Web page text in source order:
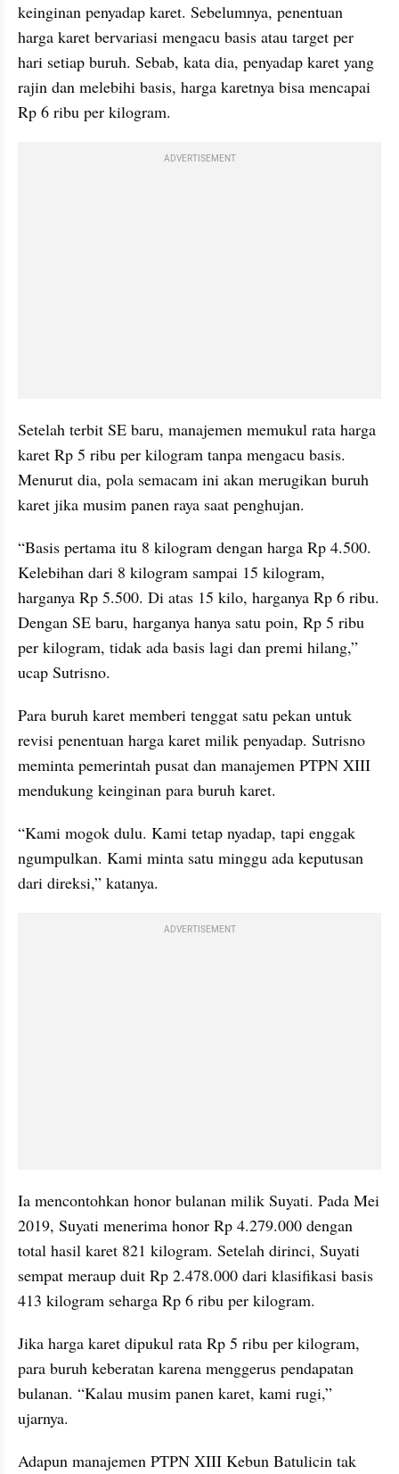
keinginan penyadap karet. Sebelumnya, penentuan
harga karet bervariasi mengacu basis atau target per
hari setiap buruh. Sebab, kata dia, penyadap karet yang
rajin dan melebihi basis, harga karetnya bisa mencapai
Rp 6 ribu per kilogram.
ADVERTISEMENT
Setelah terbit SE baru, manajemen memukul rata harga
karet Rp 5 ribu per kilogram tanpa mengacu basis.
Menurut dia, pola semacam ini akan merugikan buruh
karet jika musim panen raya saat penghujan.
“Basis pertama itu 8 kilogram dengan harga Rp 4.500.
Kelebihan dari 8 kilogram sampai 15 kilogram,
harganya Rp 5.500. Di atas 15 kilo, harganya Rp 6 ribu.
Dengan SE baru, harganya hanya satu poin, Rp 5 ribu
per kilogram, tidak ada basis lagi dan premi hilang,”
ucap Sutrisno.
Para buruh karet memberi tenggat satu pekan untuk
revisi penentuan harga karet milik penyadap. Sutrisno
meminta pemerintah pusat dan manajemen PTPN XIII
mendukung keinginan para buruh karet.
“Kami mogok dulu. Kami tetap nyadap, tapi enggak
ngumpulkan. Kami minta satu minggu ada keputusan
dari direksi,” katanya.
ADVERTISEMENT
Ia mencontohkan honor bulanan milik Suyati. Pada Mei
2019, Suyati menerima honor Rp 4.279.000 dengan
total hasil karet 821 kilogram. Setelah dirinci, Suyati
sempat meraup duit Rp 2.478.000 dari klasifikasi basis
413 kilogram seharga Rp 6 ribu per kilogram.
Jika harga karet dipukul rata Rp 5 ribu per kilogram,
para buruh keberatan karena menggerus pendapatan
bulanan. “Kalau musim panen karet, kami rugi,”
ujarnya.
Adapun manajemen PTPN XIII Kebun Batulicin tak